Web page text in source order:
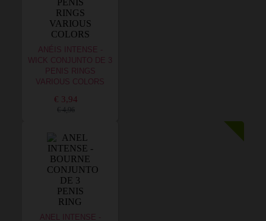
ANÉIS INTENSE -
WICK CONJUNTO DE 3
PENIS RINGS
VARIOUS COLORS
€ 3,94
€ 4,96
ANEL INTENSE -